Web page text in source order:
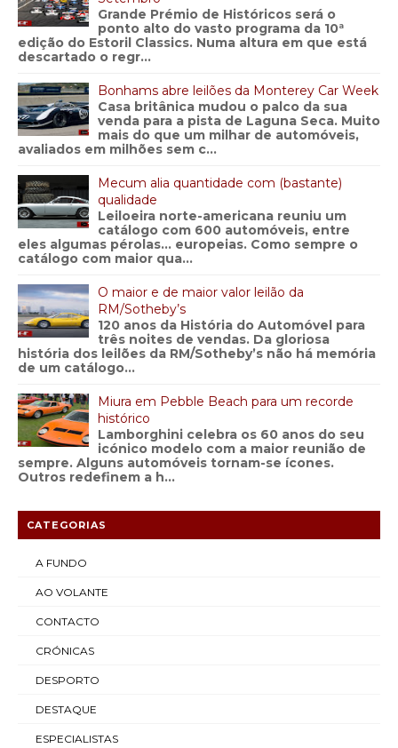
Grande Prémio de Históricos será o
ponto alto do vasto programa da 10ª
edição do Estoril Classics. Numa altura em que está
descartado o regr...
Bonhams abre leilões da Monterey Car Week
Casa britânica mudou o palco da sua
venda para a pista de Laguna Seca. Muito
mais do que um milhar de automóveis,
avaliados em milhões sem c...
Mecum alia quantidade com (bastante)
qualidade
Leiloeira norte-americana reuniu um
catálogo com 600 automóveis, entre
eles algumas pérolas… europeias. Como sempre o
catálogo com maior qua...
O maior e de maior valor leilão da
RM/Sotheby’s
120 anos da História do Automóvel para
três noites de vendas. Da gloriosa
história dos leilões da RM/Sotheby’s não há memória
de um catálogo...
Miura em Pebble Beach para um recorde
histórico
Lamborghini celebra os 60 anos do seu
icónico modelo com a maior reunião de
sempre. Alguns automóveis tornam-se ícones.
Outros redefinem a h...
CATEGORIAS
A FUNDO
AO VOLANTE
CONTACTO
CRÓNICAS
DESPORTO
DESTAQUE
ESPECIALISTAS